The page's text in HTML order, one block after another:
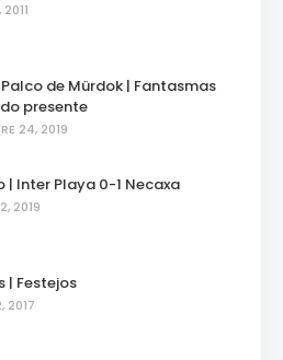
2011
Palco de Mürdok | Fantasmas
presente
24, 2019
| Inter Playa 0-1 Necaxa
2019
| Festejos
2017